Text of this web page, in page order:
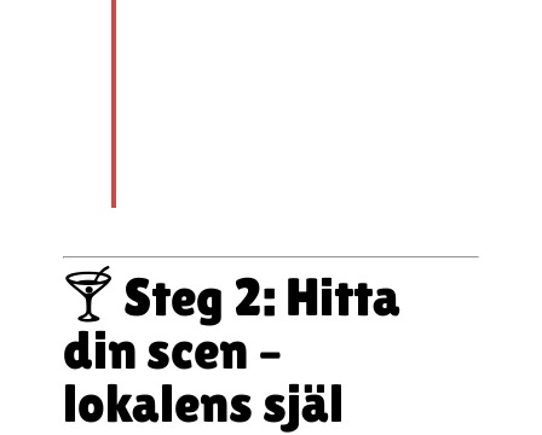
🍸 Steg 2: Hitta
din scen –
lokalens själ